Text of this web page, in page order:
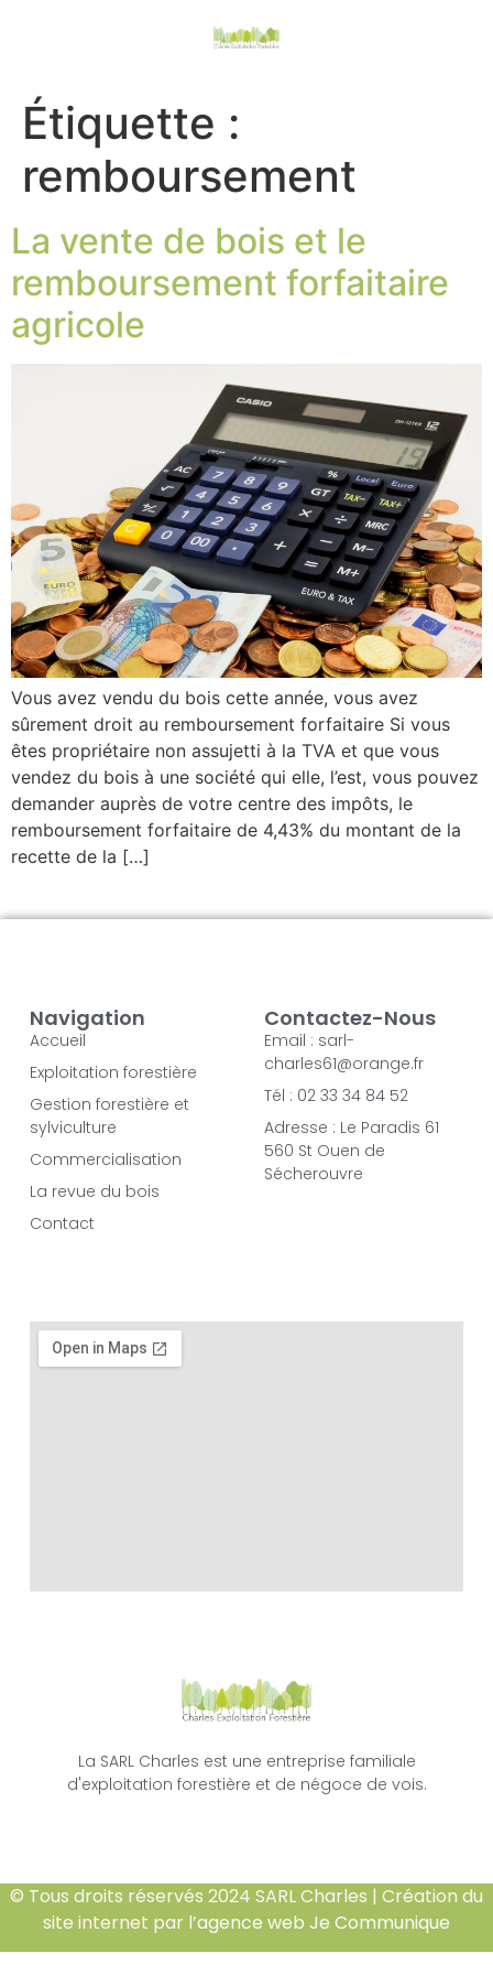
Étiquette :
remboursement
La vente de bois et le
remboursement forfaitaire
agricole
Vous avez vendu du bois cette année, vous avez
sûrement droit au remboursement forfaitaire Si vous
êtes propriétaire non assujetti à la TVA et que vous
vendez du bois à une société qui elle, l’est, vous pouvez
demander auprès de votre centre des impôts, le
remboursement forfaitaire de 4,43% du montant de la
recette de la […]
La SARL Charles est une entreprise familiale
d'exploitation forestière et de négoce de vois.
Navigation
Accueil
Exploitation forestière
Gestion forestière et
sylviculture
Commercialisation
La revue du bois
Contact
Contactez-Nous
Email : sarl-
charles61@orange.fr
Tél : 02 33 34 84 52
Adresse : Le Paradis 61
560 St Ouen de
Sécherouvre
© Tous droits réservés 2024 SARL Charles | Création du
site internet par l’agence web Je Communique